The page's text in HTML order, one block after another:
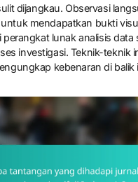
dijangkau. Observasi
mendapatkan bukti
lunak analisis data
investigasi. Teknik-teknik
kebenaran di